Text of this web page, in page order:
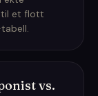
til et flott
vs.